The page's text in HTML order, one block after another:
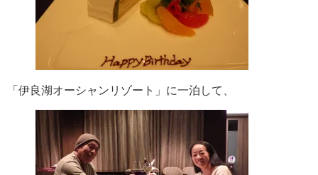
「伊良湖オーシャンリゾート」に一泊して、